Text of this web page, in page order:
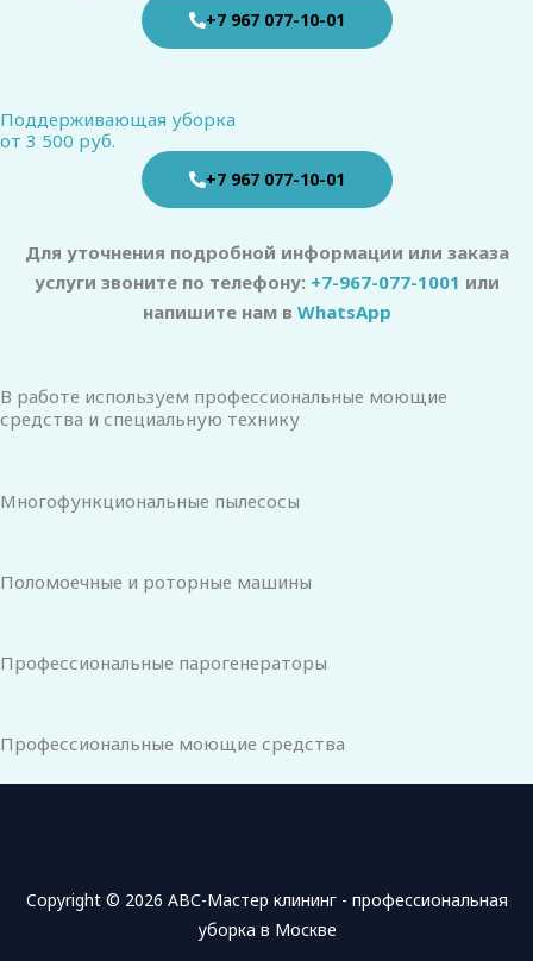
+7 967 077-10-01
Поддерживающая уборка
от 3 500 руб.
+7 967 077-10-01
Для уточнения подробной информации или заказа
услуги звоните по телефону: +7-967-077-1001 или
напишите нам в WhatsApp
В работе используем профессиональные моющие
средства и специальную технику
Многофункциональные пылесосы
Поломоечные и роторные машины
Профессиональные парогенераторы
Профессиональные моющие средства
Copyright © 2026 АВС-Мастер клининг - профессиональная
уборка в Москве